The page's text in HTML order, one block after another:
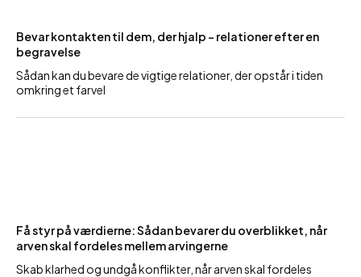
Bevar kontakten til dem, der hjalp – relationer efter en
begravelse
Sådan kan du bevare de vigtige relationer, der opstår i tiden
omkring et farvel
Få styr på værdierne: Sådan bevarer du overblikket, når
arven skal fordeles mellem arvingerne
Skab klarhed og undgå konflikter, når arven skal fordeles